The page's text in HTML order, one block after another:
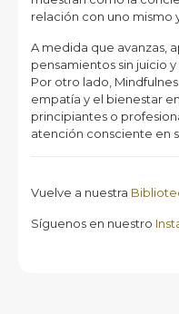
relación con uno mismo
A medida que avanzas,
pensamientos sin juicio
Por otro lado,
empatía y el bienestar
principiantes o
atención consciente en
Vuelve a nuestra
Síguenos en nuestro